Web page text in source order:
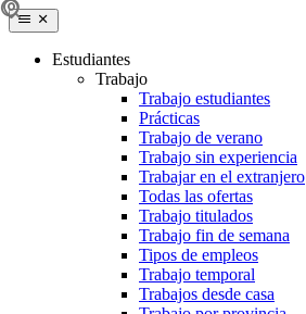
Estudiantes
Trabajo
Trabajo estudiantes
Prácticas
Trabajo de verano
Trabajo sin experiencia
Trabajar en el extranjero
Todas las ofertas
Trabajo titulados
Trabajo fin de semana
Tipos de empleos
Trabajo temporal
Trabajos desde casa